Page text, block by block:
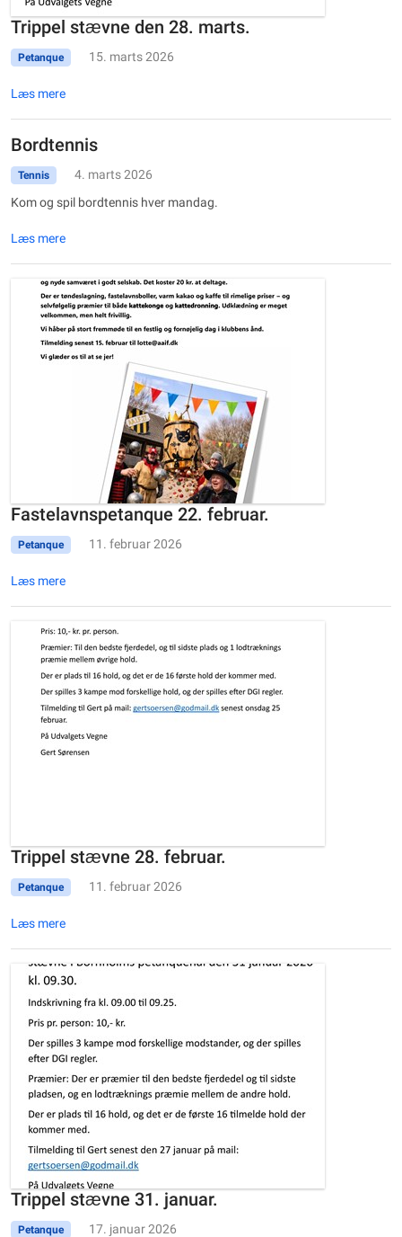
Trippel stævne den 28. marts.
Petanque 15. marts 2026
Læs mere
Bordtennis
Tennis
4. marts 2026
Kom og spil bordtennis hver mandag.
Læs mere
Fastelavnspetanque 22. februar.
Petanque 11. februar 2026
Læs mere
Trippel stævne 28. februar.
Petanque 11. februar 2026
Læs mere
Trippel stævne 31. januar.
Petanque 17. januar 2026